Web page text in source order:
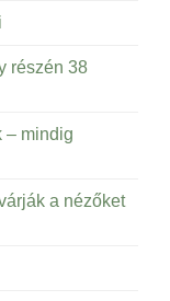
részén 38
– mindig
a nézőket